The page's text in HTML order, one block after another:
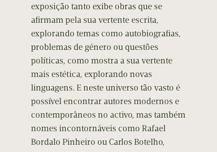
exposição tanto exibe obras que se
afirmam pela sua vertente escrita,
explorando temas como autobiografias,
problemas de género ou questões
políticas, como mostra a sua vertente
mais estética, explorando novas
linguagens. E neste universo tão vasto é
possível encontrar autores modernos e
contemporâneos no activo, mas também
nomes incontornáveis como Rafael
Bordalo Pinheiro ou Carlos Botelho,